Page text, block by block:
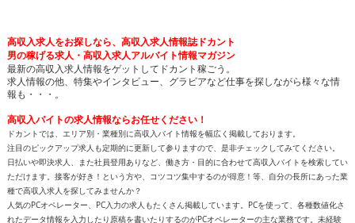
高収入求人をお探しなら、高収入求人情報誌ドカント
男の稼げる求人・高収入求人アルバイト情報マガジン
最新の高収入求人情報をゲットしてドカント稼ごう。
求人情報の他、特集やインタビュー、グラビアなど仕事を探しながら様々な情
報も・・・。
高収入バイトの求人情報ならお任せください！
ドカントでは、エリア別・業種別に高収入バイト情報を幅広く掲載しております。
注目のピックアップ求人も定期的に更新して参りますので、是非チェックしてみてください。
日払いや即決求人、また社員登用ありなど、働き方・目的に合わせて高収入バイトを検索してい
ただけます。接客が好き！という方や、コツコツ集中するのが得意！等、自分の長所にあった業
種で高収入求人を探してみませんか？
人気のPCオペレーター、PC入力の求人もたくさん掲載しています。PCを使って、各種数値化さ
れたデータ情報を入力したり原稿を書いたりするのがPCオペレーターの主な業務です。未経験